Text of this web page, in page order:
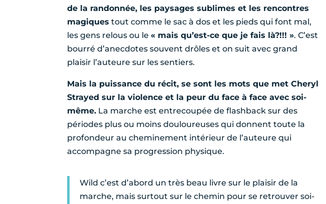
de la randonnée, les paysages sublimes et les rencontres
magiques tout comme le sac à dos et les pieds qui font mal,
les gens relous ou le« mais qu’est-ce que je fais là?!!! ». C’est
bourré d’anecdotes souvent drôles et on suit avec grand
plaisir l’auteure sur les sentiers.
Mais la puissance du récit, se sont les mots que met Cheryl
Strayed sur la violence et la peur du face à face avec soi-
même. La marche est entrecoupée de flashback sur des
périodes plus ou moins douloureuses qui donnent toute la
profondeur au cheminement intérieur de l’auteure qui
accompagne sa progression physique.
Wild c’est d’abord un très beau livre sur le plaisir de la
marche, mais surtout sur le chemin pour se retrouver soi-